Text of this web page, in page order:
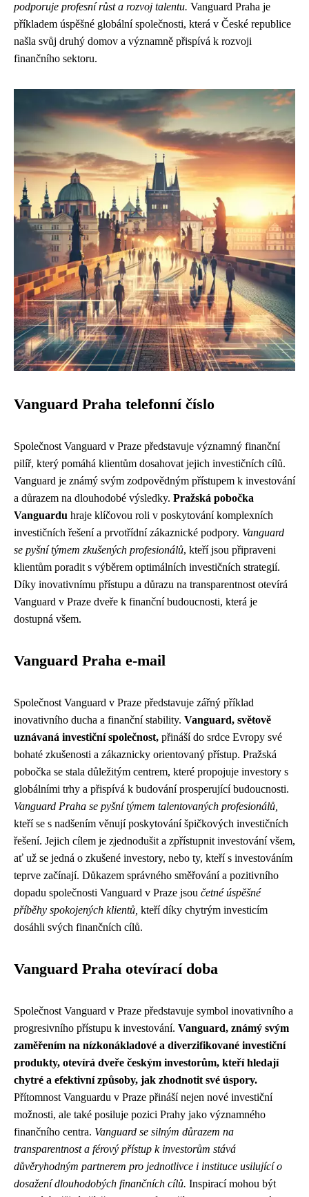
podporuje profesní růst a rozvoj talentu. Vanguard Praha je
příkladem úspěšné globální společnosti, která v České republice
našla svůj druhý domov a významně přispívá k rozvoji
finančního sektoru.
Vanguard Praha telefonní číslo
Společnost Vanguard v Praze představuje významný finanční
pilíř, který pomáhá klientům dosahovat jejich investičních cílů.
Vanguard je známý svým zodpovědným přístupem k investování
a důrazem na dlouhodobé výsledky. Pražská pobočka
Vanguardu hraje klíčovou roli v poskytování komplexních
investičních řešení a prvotřídní zákaznické podpory. Vanguard
se pyšní týmem zkušených profesionálů, kteří jsou připraveni
klientům poradit s výběrem optimálních investičních strategií.
Díky inovativnímu přístupu a důrazu na transparentnost otevírá
Vanguard v Praze dveře k finanční budoucnosti, která je
dostupná všem.
Vanguard Praha e-mail
Společnost Vanguard v Praze představuje zářný příklad
inovativního ducha a finanční stability. Vanguard, světově
uznávaná investiční společnost, přináší do srdce Evropy své
bohaté zkušenosti a zákaznicky orientovaný přístup. Pražská
pobočka se stala důležitým centrem, které propojuje investory s
globálními trhy a přispívá k budování prosperující budoucnosti.
Vanguard Praha se pyšní týmem talentovaných profesionálů,
kteří se s nadšením věnují poskytování špičkových investičních
řešení. Jejich cílem je zjednodušit a zpřístupnit investování všem,
ať už se jedná o zkušené investory, nebo ty, kteří s investováním
teprve začínají. Důkazem správného směřování a pozitivního
dopadu společnosti Vanguard v Praze jsou četné úspěšné
příběhy spokojených klientů, kteří díky chytrým investicím
dosáhli svých finančních cílů.
Vanguard Praha otevírací doba
Společnost Vanguard v Praze představuje symbol inovativního a
progresivního přístupu k investování. Vanguard, známý svým
zaměřením na nízkonákladové a diverzifikované investiční
produkty, otevírá dveře českým investorům, kteří hledají
chytré a efektivní způsoby, jak zhodnotit své úspory.
Přítomnost Vanguardu v Praze přináší nejen nové investiční
možnosti, ale také posiluje pozici Prahy jako významného
finančního centra. Vanguard se silným důrazem na
transparentnost a férový přístup k investorům stává
důvěryhodným partnerem pro jednotlivce i instituce usilující o
dosažení dlouhodobých finančních cílů. Inspirací mohou být